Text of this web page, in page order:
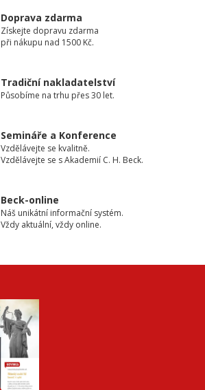
Doprava zdarma
Získejte dopravu zdarma
při nákupu nad 1500 Kč.
Tradiční nakladatelství
Působíme na trhu přes 30 let.
Semináře a Konference
Vzdělávejte se kvalitně.
Vzdělávejte se s Akademií C. H. Beck.
Beck-online
Náš unikátní informační systém.
Vždy aktuální, vždy online.